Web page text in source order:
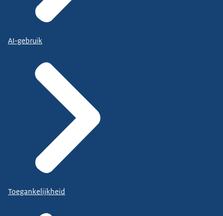
AI-gebruik
Toegankelijkheid